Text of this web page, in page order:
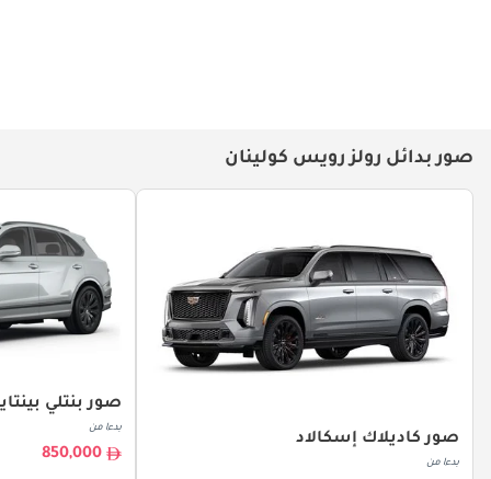
صور بدائل رولز رويس كولينان
صور كاديلاك إسكالاد
بدءا من
صور بنتلي
بدءا من
850,000